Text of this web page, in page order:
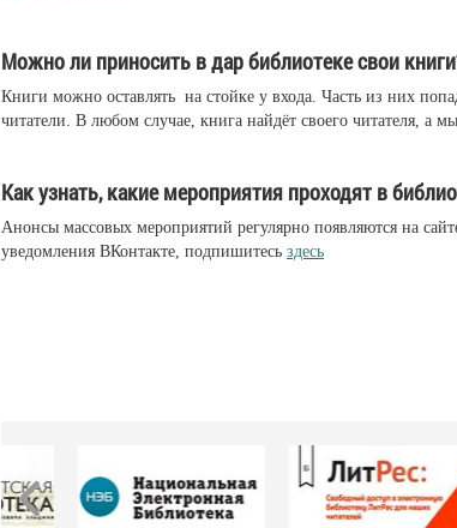
Можно ли приносить в дар библиотеке свои
Книги можно оставлять на стойке у входа. Часть из них
читатели. В любом случае, книга найдёт своего читателя, а
Как узнать, какие мероприятия проходят в
Анонсы массовых мероприятий регулярно появляются на
уведомления ВКонтакте, подпишитесь здесь